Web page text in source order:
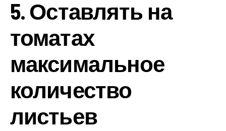
5. Оставлять на
томатах
максимальное
количество
листьев